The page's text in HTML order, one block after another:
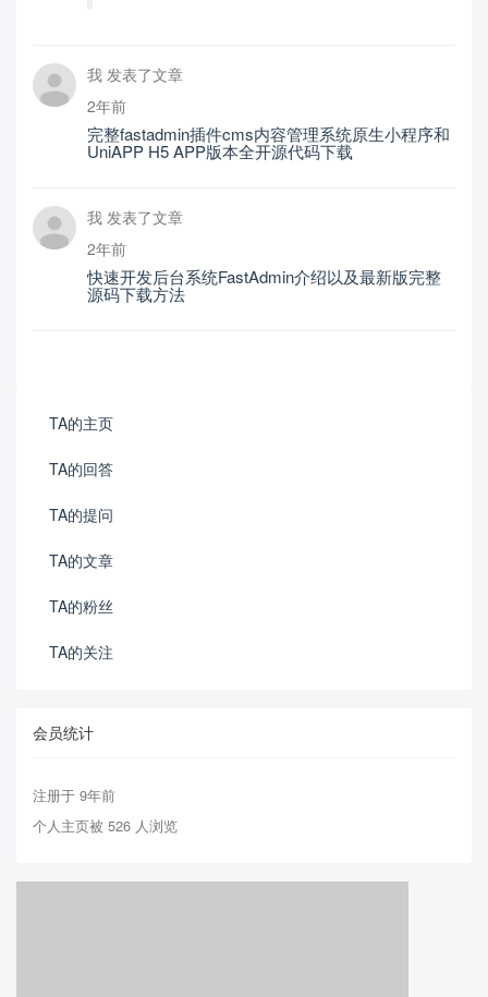
我 发表了文章
2年前
完整fastadmin插件cms内容管理系统原生小程序和
UniAPP H5 APP版本全开源代码下载
我 发表了文章
2年前
快速开发后台系统FastAdmin介绍以及最新版完整
源码下载方法
TA的主页
TA的回答
TA的提问
TA的文章
TA的粉丝
TA的关注
会员统计
注册于 9年前
个人主页被 526 人浏览